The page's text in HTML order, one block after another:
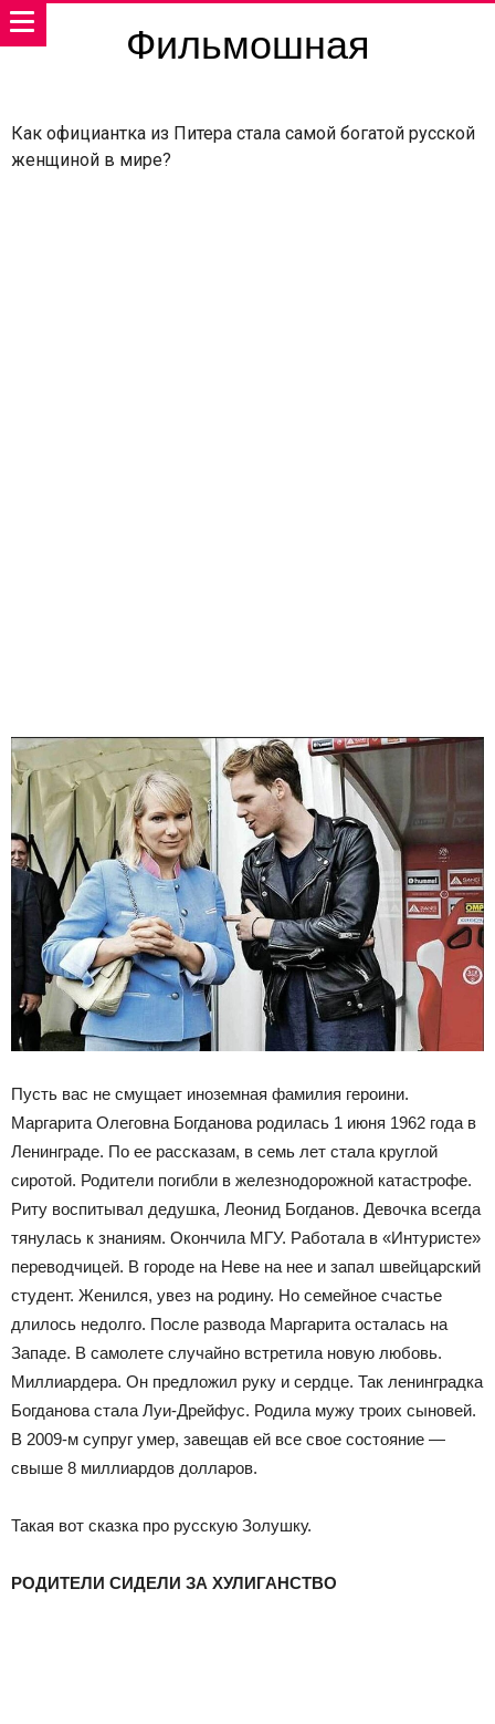
Фильмошная
Как официантка из Питера стала самой богатой русской
женщиной в мире?
Пусть вас не смущает иноземная фамилия героини.
Маргарита Олеговна Богданова родилась 1 июня 1962 года в
Ленинграде. По ее рассказам, в семь лет стала круглой
сиротой. Родители погибли в железнодорожной катастрофе.
Риту воспитывал дедушка, Леонид Богданов. Девочка всегда
тянулась к знаниям. Окончила МГУ. Работала в «Интуристе»
переводчицей. В городе на Неве на нее и запал швейцарский
студент. Женился, увез на родину. Но семейное счастье
длилось недолго. После развода Маргарита осталась на
Западе. В самолете случайно встретила новую любовь.
Миллиардера. Он предложил руку и сердце. Так ленинградка
Богданова стала Луи-Дрейфус. Родила мужу троих сыновей.
В 2009-м супруг умер, завещав ей все свое состояние —
свыше 8 миллиардов долларов.
Такая вот сказка про русскую Золушку.
РОДИТЕЛИ СИДЕЛИ ЗА ХУЛИГАНСТВО